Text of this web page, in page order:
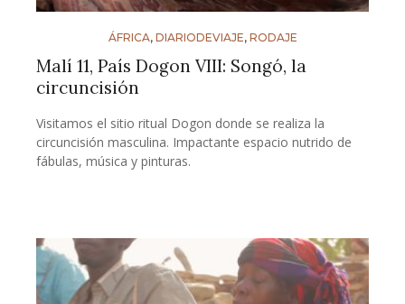
ÁFRICA, DIARIODEVIAJE, RODAJE
Malí 11, País Dogon VIII: Songó, la
circuncisión
Visitamos el sitio ritual Dogon donde se realiza la
circuncisión masculina. Impactante espacio nutrido de
fábulas, música y pinturas.